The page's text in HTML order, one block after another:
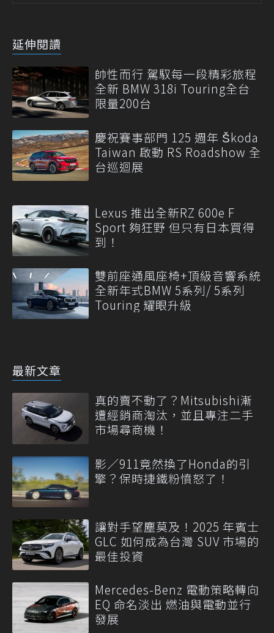
延伸閱讀
帥性而行 駕馭每一段精彩旅程
全新 BMW 318i Touring全台
限量200台
慶祝賽事部門 125 週年 Škoda
Taiwan 啟動 RS Roadshow 全
台巡迴展
Lexus 推出全新RZ 600e F
Sport 夠狂野 但只有日本買得
到！
雙前座通風座椅+頂級音響系統
全新年式BMW 5系列/ 5系列
Touring 耀眼升級
最新文章
真的賣不動了？Mitsubishi漸
遭經銷商淘汰，並且專注二手
市場尋商機！
影／911竟然換了Honda的引
擎？保時捷鐵粉憤怒了！
讓對手望塵莫及！2025 年賓士
GLC 如何成為台灣 SUV 市場的
最佳投資
Mercedes-Benz 電動策略轉向
EQ 命名淡出 燃油與電動並行
發展